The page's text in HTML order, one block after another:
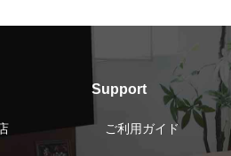
Support
ご利用ガイド